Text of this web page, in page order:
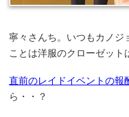
寧々さんち。いつもカノジ
ことは洋服のクローゼット
直前のレイドイベントの報
ら・・？